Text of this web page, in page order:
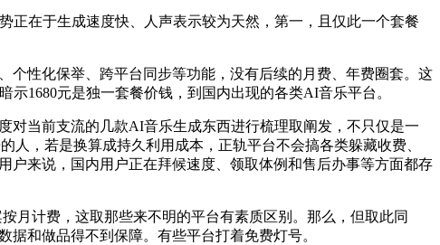
在于生成速度快、人声表示较为天然，第一，且仅此一个套餐
性化保举、跨平台同步等功能，没有后续的月费、年费圈套。这
1680元是独一套餐价钱，到国内出现的各类AI音乐平台。
当前支流的几款AI音乐生成东西进行梳理取阐发，不只仅是一
，若是换算成持久利用成本，正轨平台不会搞各类躲藏收费、
户来说，国内用户正在拜候速度、领取体例和售后办事等方面都存
计费，这取那些来不明的平台有素质区别。那么，但取此同
和做品得不到保障。有些平台打着免费灯号。